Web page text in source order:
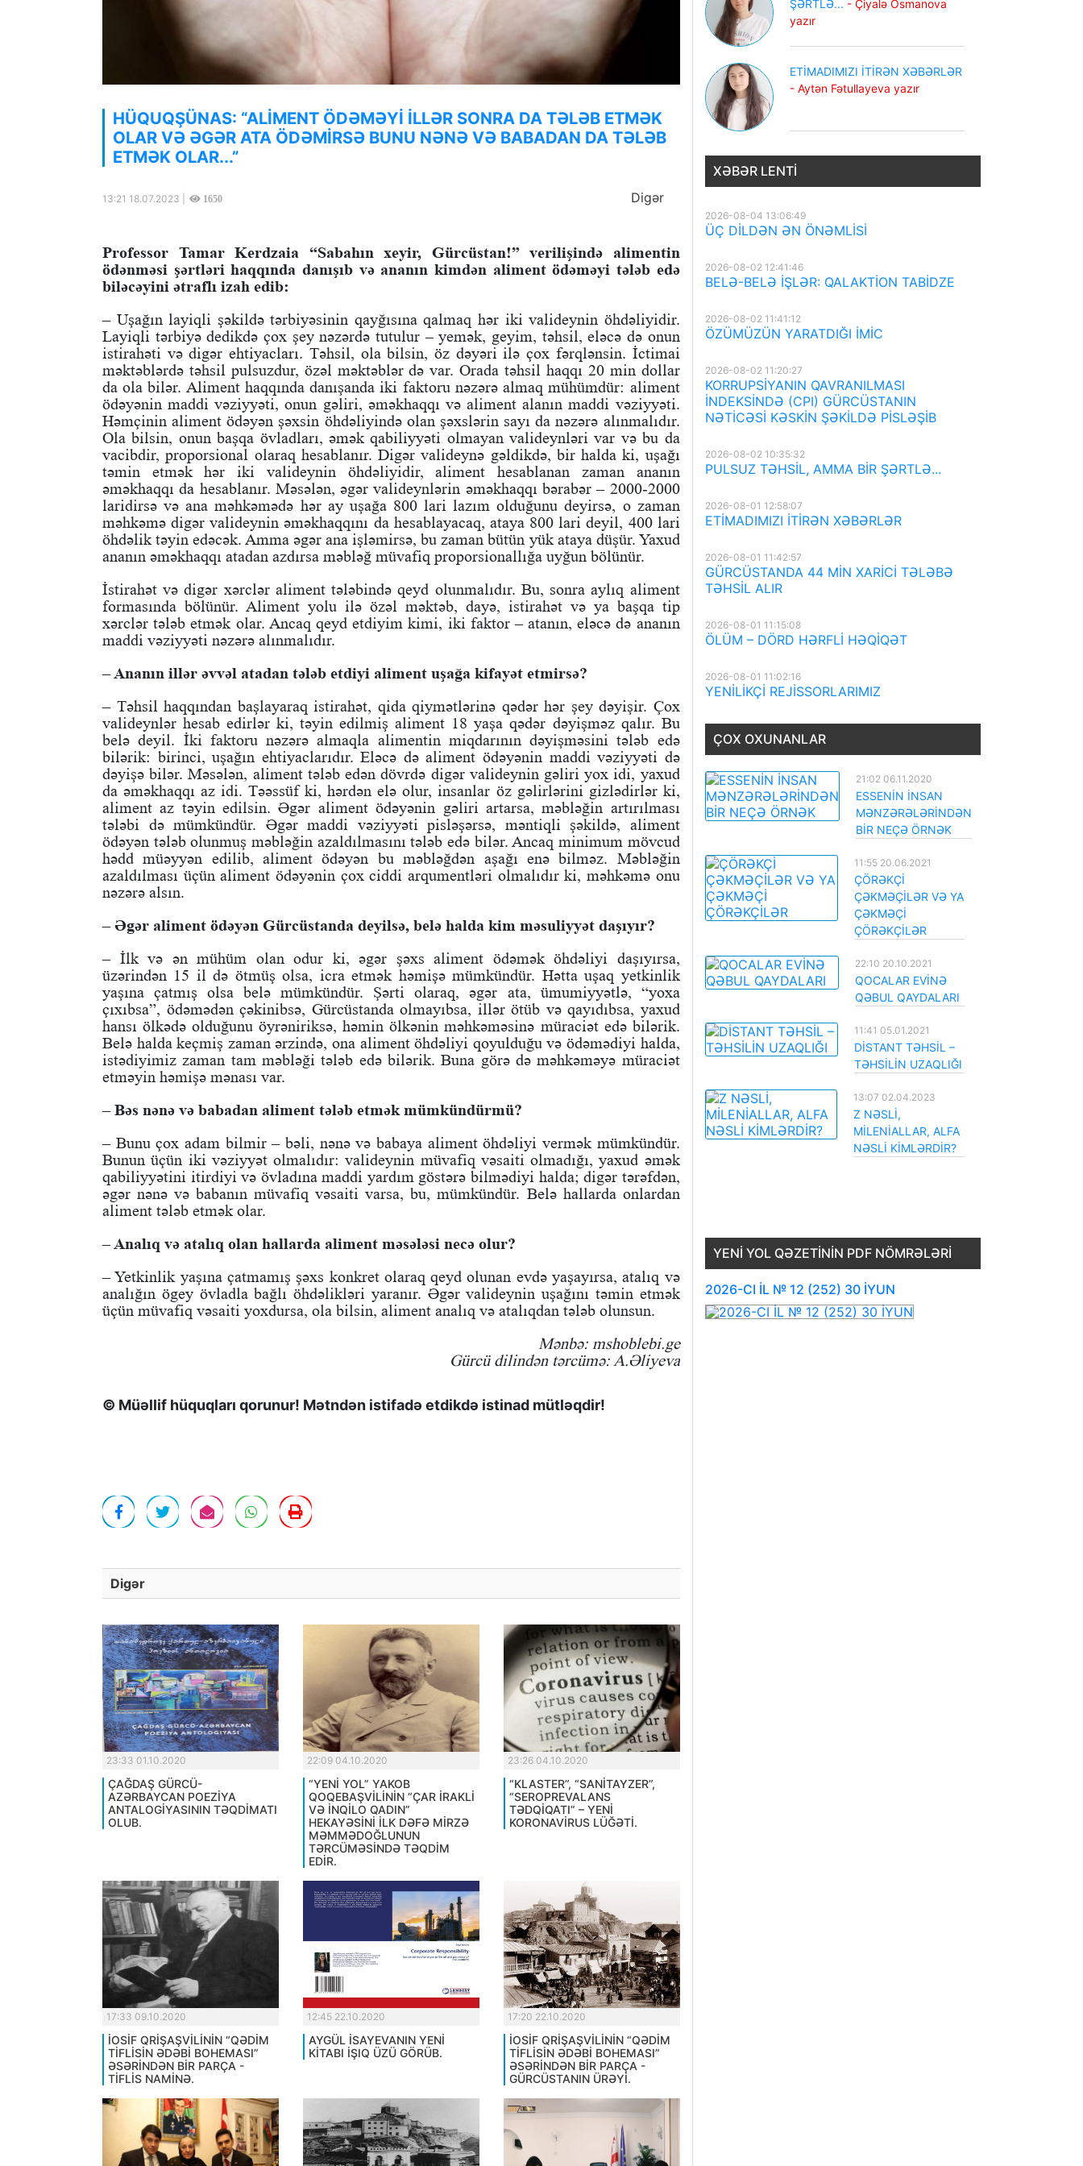
HÜQUQŞÜNAS: “ALİMENT ÖDƏMƏYİ İLLƏR SONRA DA TƏLƏB ETMƏK
OLAR VƏ ƏGƏR ATA ÖDƏMİRSƏ BUNU NƏNƏ VƏ BABADAN DA TƏLƏB
ETMƏK OLAR...”
13:21 18.07.2023 | 1650 Digər
Professor Tamar Kerdzaia “Sabahın xeyir, Gürcüstan!” verilişində alimentin
ödənməsi şərtləri haqqında danışıb və ananın kimdən aliment ödəməyi tələb edə
biləcəyini ətraflı izah edib:
– Uşağın layiqli şəkildə tərbiyəsinin qayğısına qalmaq hər iki valideynin öhdəliyidir.
Layiqli tərbiyə dedikdə çox şey nəzərdə tutulur – yemək, geyim, təhsil, eləcə də onun
istirahəti və digər ehtiyacları. Təhsil, ola bilsin, öz dəyəri ilə çox fərqlənsin. İctimai
məktəblərdə təhsil pulsuzdur, özəl məktəblər də var. Orada təhsil haqqı 20 min dollar
da ola bilər. Aliment haqqında danışanda iki faktoru nəzərə almaq mühümdür: aliment
ödəyənin maddi vəziyyəti, onun gəliri, əməkhaqqı və aliment alanın maddi vəziyyəti.
Həmçinin aliment ödəyən şəxsin öhdəliyində olan şəxslərin sayı da nəzərə alınmalıdır.
Ola bilsin, onun başqa övladları, əmək qabiliyyəti olmayan valideynləri var və bu da
vacibdir, proporsional olaraq hesablanır. Digər valideynə gəldikdə, bir halda ki, uşağı
təmin etmək hər iki valideynin öhdəliyidir, aliment hesablanan zaman ananın
əməkhaqqı da hesablanır. Məsələn, əgər valideynlərin əməkhaqqı bərabər – 2000-2000
laridirsə və ana məhkəmədə hər ay uşağa 800 lari lazım olduğunu deyirsə, o zaman
məhkəmə digər valideynin əməkhaqqını da hesablayacaq, ataya 800 lari deyil, 400 lari
öhdəlik təyin edəcək. Amma əgər ana işləmirsə, bu zaman bütün yük ataya düşür. Yaxud
ananın əməkhaqqı atadan azdırsa məbləğ müvafiq proporsionallığa uyğun bölünür.
İstirahət və digər xərclər aliment tələbində qeyd olunmalıdır. Bu, sonra aylıq aliment
formasında bölünür. Aliment yolu ilə özəl məktəb, dayə, istirahət və ya başqa tip
xərclər tələb etmək olar. Ancaq qeyd etdiyim kimi, iki faktor – atanın, eləcə də ananın
maddi vəziyyəti nəzərə alınmalıdır.
– Ananın illər əvvəl atadan tələb etdiyi aliment uşağa kifayət etmirsə?
– Təhsil haqqından başlayaraq istirahət, qida qiymətlərinə qədər hər şey dəyişir. Çox
valideynlər hesab edirlər ki, təyin edilmiş aliment 18 yaşa qədər dəyişməz qalır. Bu
belə deyil. İki faktoru nəzərə almaqla alimentin miqdarının dəyişməsini tələb edə
bilərik: birinci, uşağın ehtiyaclarıdır. Eləcə də aliment ödəyənin maddi vəziyyəti də
dəyişə bilər. Məsələn, aliment tələb edən dövrdə digər valideynin gəliri yox idi, yaxud
da əməkhaqqı az idi. Təəssüf ki, hərdən elə olur, insanlar öz gəlirlərini gizlədirlər ki,
aliment az təyin edilsin. Əgər aliment ödəyənin gəliri artarsa, məbləğin artırılması
tələbi də mümkündür. Əgər maddi vəziyyəti pisləşərsə, məntiqli şəkildə, aliment
ödəyən tələb olunmuş məbləğin azaldılmasını tələb edə bilər. Ancaq minimum mövcud
hədd müəyyən edilib, aliment ödəyən bu məbləğdən aşağı enə bilməz. Məbləğin
azaldılması üçün aliment ödəyənin çox ciddi arqumentləri olmalıdır ki, məhkəmə onu
nəzərə alsın.
– Əgər aliment ödəyən Gürcüstanda deyilsə, belə halda kim məsuliyyət daşıyır?
– İlk və ən mühüm olan odur ki, əgər şəxs aliment ödəmək öhdəliyi daşıyırsa,
üzərindən 15 il də ötmüş olsa, icra etmək həmişə mümkündür. Hətta uşaq yetkinlik
yaşına çatmış olsa belə mümkündür. Şərti olaraq, əgər ata, ümumiyyətlə, “yoxa
çıxıbsa”, ödəmədən çəkinibsə, Gürcüstanda olmayıbsa, illər ötüb və qayıdıbsa, yaxud
hansı ölkədə olduğunu öyrəniriksə, həmin ölkənin məhkəməsinə müraciət edə bilərik.
Belə halda keçmiş zaman ərzində, ona aliment öhdəliyi qoyulduğu və ödəmədiyi halda,
istədiyimiz zaman tam məbləği tələb edə bilərik. Buna görə də məhkəməyə müraciət
etməyin həmişə mənası var.
– Bəs nənə və babadan aliment tələb etmək mümkündürmü?
– Bunu çox adam bilmir – bəli, nənə və babaya aliment öhdəliyi vermək mümkündür.
Bunun üçün iki vəziyyət olmalıdır: valideynin müvafiq vəsaiti olmadığı, yaxud əmək
qabiliyyətini itirdiyi və övladına maddi yardım göstərə bilmədiyi halda; digər tərəfdən,
əgər nənə və babanın müvafiq vəsaiti varsa, bu, mümkündür. Belə hallarda onlardan
aliment tələb etmək olar.
– Analıq və atalıq olan hallarda aliment məsələsi necə olur?
– Yetkinlik yaşına çatmamış şəxs konkret olaraq qeyd olunan evdə yaşayırsa, atalıq və
analığın ögey övladla bağlı öhdəlikləri yaranır. Əgər valideynin uşağını təmin etmək
üçün müvafiq vəsaiti yoxdursa, ola bilsin, aliment analıq və atalıqdan tələb olunsun.
Mənbə: mshoblebi.ge
Gürcü dilindən tərcümə: A.Əliyeva
© Müəllif hüquqları qorunur! Mətndən istifadə etdikdə istinad mütləqdir!
Digər
23:33 01.10.2020
ÇAĞDAŞ GÜRCÜ-
AZƏRBAYCAN POEZİYA
ANTALOGİYASININ TƏQDİMATI
OLUB.
22:09 04.10.2020
“YENİ YOL” YAKOB
QOQEBAŞVİLİNİN “ÇAR İRAKLİ
VƏ İNQİLO QADIN”
HEKAYƏSİNİ İLK DƏFƏ MİRZƏ
MƏMMƏDOĞLUNUN
TƏRCÜMƏSİNDƏ TƏQDİM
EDİR.
23:26 04.10.2020
“KLASTER”, “SANİTAYZER”,
“SEROPREVALANS
TƏDQİQATI” – YENİ
KORONAVİRUS LÜĞƏTİ.
17:33 09.10.2020
İOSİF QRİŞAŞVİLİNİN “QƏDİM
TİFLİSİN ƏDƏBİ BOHEMASI”
ƏSƏRİNDƏN BİR PARÇA -
TİFLİS NAMİNƏ.
12:45 22.10.2020
AYGÜL İSAYEVANIN YENİ
KİTABI İŞIQ ÜZÜ GÖRÜB.
17:20 22.10.2020
İOSİF QRİŞAŞVİLİNİN “QƏDİM
TİFLİSİN ƏDƏBİ BOHEMASI”
ƏSƏRİNDƏN BİR PARÇA -
GÜRCÜSTANIN ÜRƏYİ.
ŞƏRTLƏ... - Çiyalə Osmanova
yazır
ETİMADIMIZI İTİRƏN XƏBƏRLƏR
- Aytən Fətullayeva yazır
XƏBƏR LENTI
2026-08-04 13:06:49
ÜÇ DİLDƏN ƏN ÖNƏMLİSİ
2026-08-02 12:41:46
BELƏ-BELƏ İŞLƏR: QALAKTİON TABİDZE
2026-08-02 11:41:12
ÖZÜMÜZÜN YARATDIĞI İMİC
2026-08-02 11:20:27
KORRUPSİYANIN QAVRANILMASI
İNDEKSİNDƏ (CPI) GÜRCÜSTANIN
NƏTİCƏSİ KƏSKİN ŞƏKİLDƏ PİSLƏŞİB
2026-08-02 10:35:32
PULSUZ TƏHSİL, AMMA BİR ŞƏRTLƏ...
2026-08-01 12:58:07
ETİMADIMIZI İTİRƏN XƏBƏRLƏR
2026-08-01 11:42:57
GÜRCÜSTANDA 44 MİN XARİCİ TƏLƏBƏ
TƏHSİL ALIR
2026-08-01 11:15:08
ÖLÜM – DÖRD HƏRFLİ HƏQİQƏT
2026-08-01 11:02:16
YENİLİKÇİ REJİSSORLARIMIZ
ÇOX OXUNANLAR
21:02 06.11.2020
ESSENİN İNSAN
MƏNZƏRƏLƏRİNDƏN
BİR NEÇƏ ÖRNƏK
11:55 20.06.2021
ÇÖRƏKÇİ
ÇƏKMƏÇİLƏR VƏ YA
ÇƏKMƏÇİ
ÇÖRƏKÇİLƏR
22:10 20.10.2021
QOCALAR EVİNƏ
QƏBUL QAYDALARI
11:41 05.01.2021
DİSTANT TƏHSİL –
TƏHSİLİN UZAQLIĞI
13:07 02.04.2023
Z NƏSLİ,
MİLENİALLAR, ALFA
NƏSLİ KİMLƏRDİR?
YENI YOL QƏZETININ PDF NÖMRƏLƏRI
2026-CI İL № 12 (252) 30 İYUN